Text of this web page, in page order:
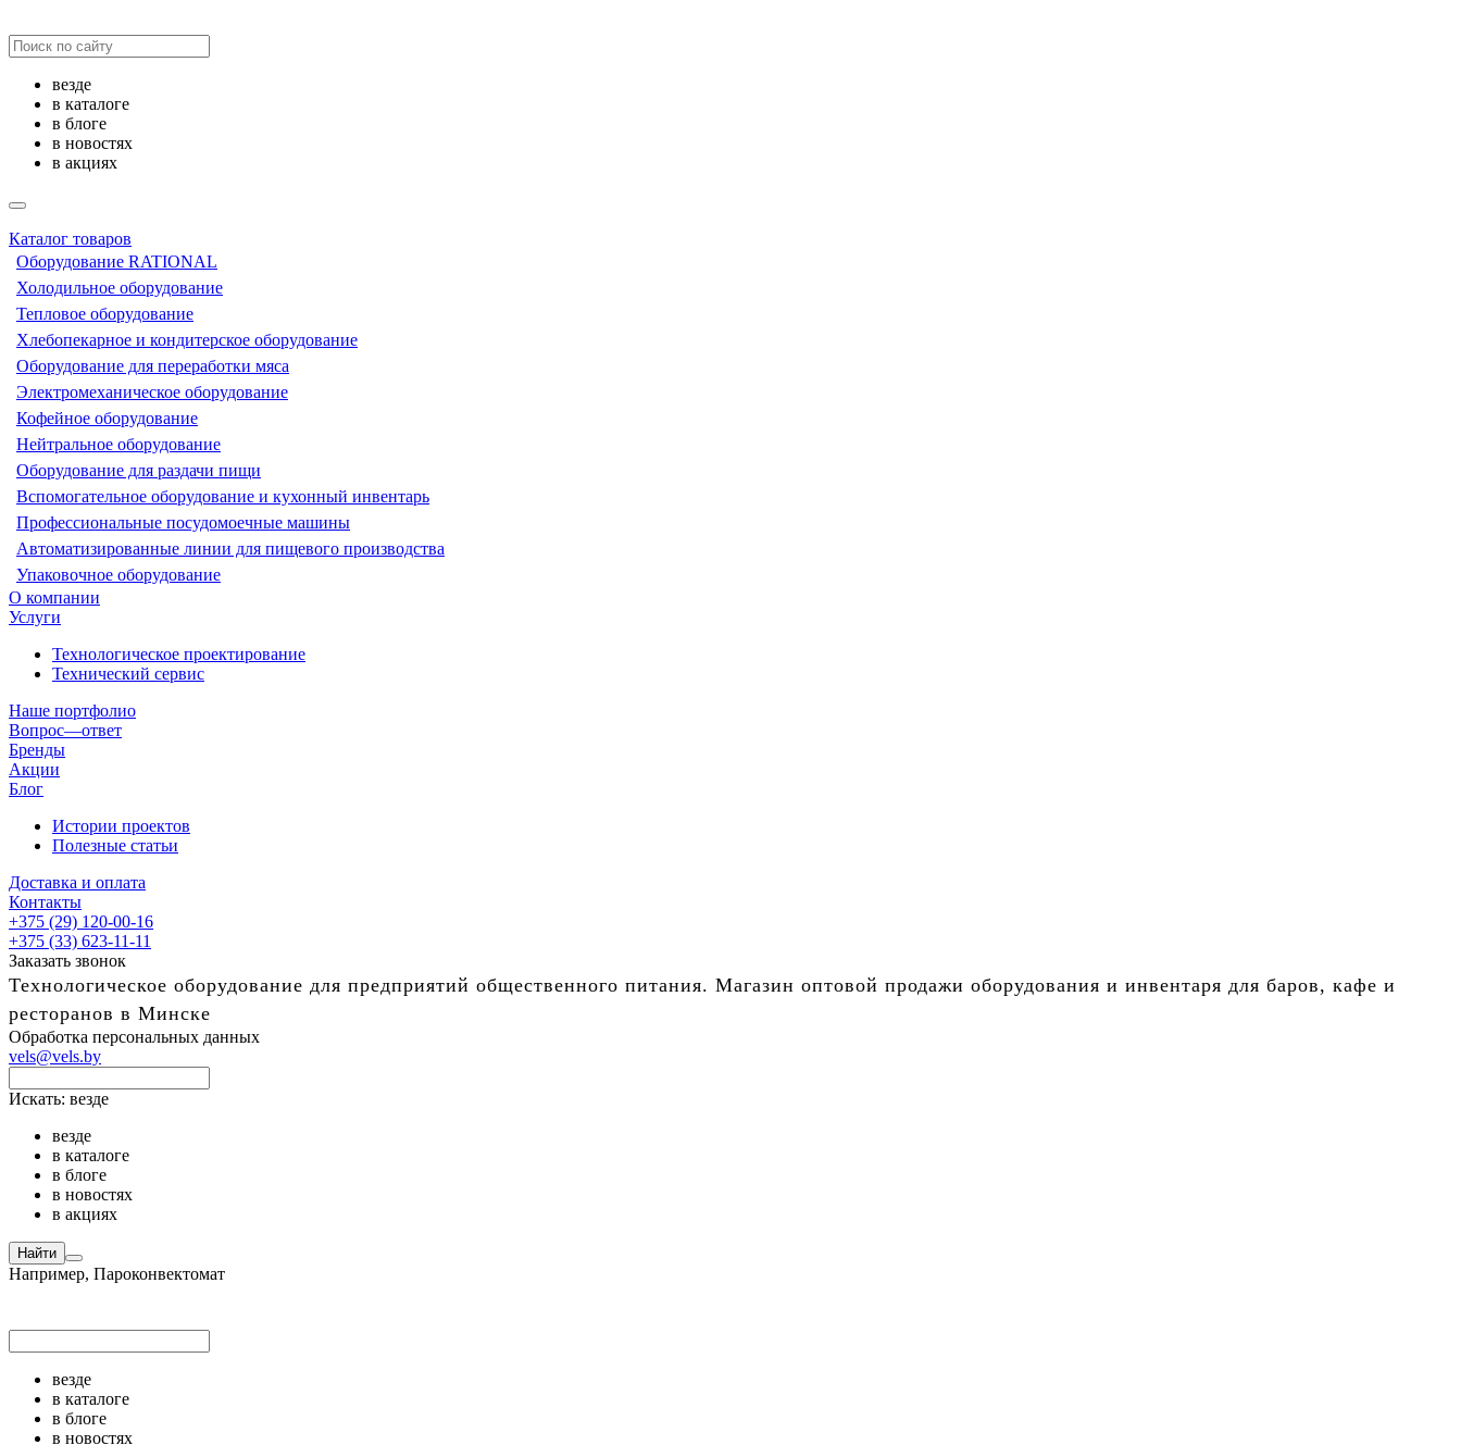
везде
в каталоге
в блоге
в новостях
в акциях
Каталог товаров
Оборудование RATIONAL
Холодильное оборудование
Тепловое оборудование
Хлебопекарное и кондитерское оборудование
Оборудование для переработки мяса
Электромеханическое оборудование
Кофейное оборудование
Нейтральное оборудование
Оборудование для раздачи пищи
Вспомогательное оборудование и кухонный инвентарь
Профессиональные посудомоечные машины
Автоматизированные линии для пищевого производства
Упаковочное оборудование
О компании
Услуги
Технологическое проектирование
Технический сервис
Наше портфолио
Вопрос—ответ
Бренды
Акции
Блог
Истории проектов
Полезные статьи
Доставка и оплата
Контакты
+375 (29) 120-00-16
+375 (33) 623-11-11
Заказать звонок
Технологическое оборудование для предприятий общественного питания. Магазин оптовой продажи оборудования и инвентаря для баров, кафе и
ресторанов в Минске
Обработка персональных данных
vels@vels.by
Искать: везде
везде
в каталоге
в блоге
в новостях
в акциях
Найти
Например, Пароконвектомат
везде
в каталоге
в блоге
в новостях